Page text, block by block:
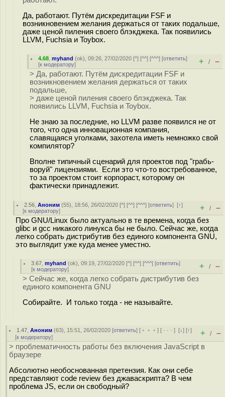
Да, работают. Путём дискредитации FSF и
возникновением желания держаться от таких подальше,
даже ценой пиления своего блэкджека. Так появились
LLVM, Fuchsia и Toybox.
4.68 ,myhand (ok), 09:26, 27/02/2020 [^] [^^] [^^^] [ответить]
[к модератору] + / –
> Да, работают. Путём дискредитации FSF и
возникновением желания держаться от таких
подальше,
> даже ценой пиления своего блэкджека. Так
появились LLVM, Fuchsia и Toybox.
Не знаю за последние, но LLVM разве появился не от
того, что одна инновационная компания,
славящаяся уголками, захотела иметь немножко свой
компилятор?
Вполне типичный сценарий для проектов под "грабь-
воруй" лицензиями. Если это что-то востребованное,
то за проектом стоит корпораст, которому он
фактически принадлежит.
2.56 ,Аноним (55), 18:56, 26/02/2020 [^] [^^] [^^^] [ответить][↑]
[к модератору] + / –
Про GNU/Linux было актуально в те времена, когда без
glibc и gcc никакого линукса бы не было. Сейчас же, когда
легко собрать дистрибутив без единого компонента GNU,
это выглядит уже куда менее уместно.
3.67 ,myhand (ok), 09:19, 27/02/2020 [^] [^^] [^^^] [ответить]
[к модератору] + / –
> Сейчас же, когда легко собрать дистрибутив без
единого компонента GNU
Собирайте. И только тогда - не называйте.
1.47 ,Аноним (63), 15:51, 26/02/2020 [ответить] [ ﹢﹢﹢] [ · · ·][↓] [↑]
[к модератору] + / –
> проблематичность работы без включения JavaScript в
браузере
Абсолютно необоснованная претензия. Как они себе
представляют code review без джаваскрипта? В чем
проблема JS, если он свободный?